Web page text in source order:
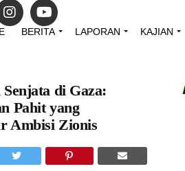
HOME BERITA LAPORAN KAJIAN
di Gaza:
Pahit yang
Zionis